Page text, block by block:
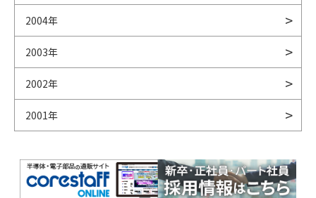
2004年
2003年
2002年
2001年